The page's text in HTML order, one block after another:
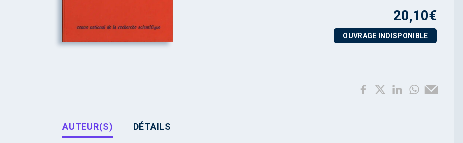
20,10€
OUVRAGE INDISPONIBLE
AUTEUR(S) DÉTAILS